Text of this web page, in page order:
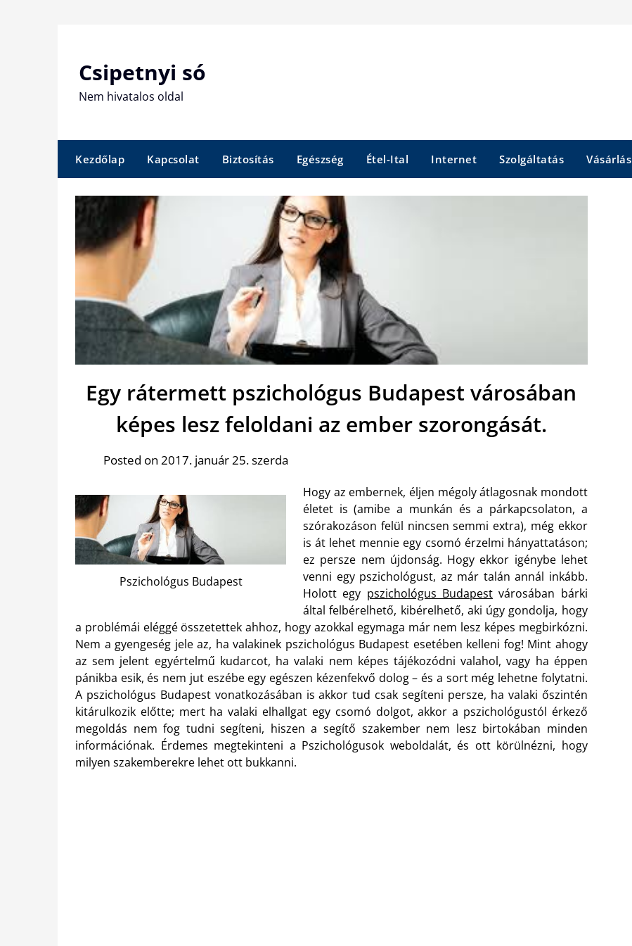
Csipetnyi só
Nem hivatalos oldal
Kezdőlap Kapcsolat Biztosítás Egészség Étel-Ital Internet Szolgáltatás Vásárlás
Egy rátermett pszichológus Budapest városában
képes lesz feloldani az ember szorongását.
Posted on 2017. január 25. szerda
Pszichológus Budapest
Hogy az embernek, éljen mégoly átlagosnak mondott
életet is (amibe a munkán és a párkapcsolaton, a
szórakozáson felül nincsen semmi extra), még ekkor
is át lehet mennie egy csomó érzelmi hányattatáson;
ez persze nem újdonság. Hogy ekkor igénybe lehet
venni egy pszichológust, az már talán annál inkább.
Holott egy pszichológus Budapest városában bárki
által felbérelhető, kibérelhető, aki úgy gondolja, hogy
a problémái eléggé összetettek ahhoz, hogy azokkal egymaga már nem lesz képes megbirkózni.
Nem a gyengeség jele az, ha valakinek pszichológus Budapest esetében kelleni fog! Mint ahogy
az sem jelent egyértelmű kudarcot, ha valaki nem képes tájékozódni valahol, vagy ha éppen
pánikba esik, és nem jut eszébe egy egészen kézenfekvő dolog – és a sort még lehetne folytatni.
A pszichológus Budapest vonatkozásában is akkor tud csak segíteni persze, ha valaki őszintén
kitárulkozik előtte; mert ha valaki elhallgat egy csomó dolgot, akkor a pszichológustól érkező
megoldás nem fog tudni segíteni, hiszen a segítő szakember nem lesz birtokában minden
információnak. Érdemes megtekinteni a Pszichológusok weboldalát, és ott körülnézni, hogy
milyen szakemberekre lehet ott bukkanni.